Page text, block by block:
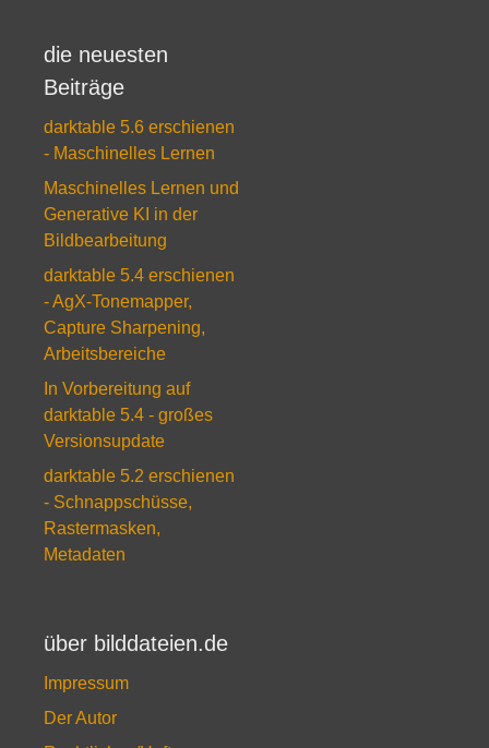
die neuesten
Beiträge
darktable 5.6 erschienen
- Maschinelles Lernen
Maschinelles Lernen und
Generative KI in der
Bildbearbeitung
darktable 5.4 erschienen
- AgX-Tonemapper,
Capture Sharpening,
Arbeitsbereiche
In Vorbereitung auf
darktable 5.4 - großes
Versionsupdate
darktable 5.2 erschienen
- Schnappschüsse,
Rastermasken,
Metadaten
über bilddateien.de
Impressum
Der Autor